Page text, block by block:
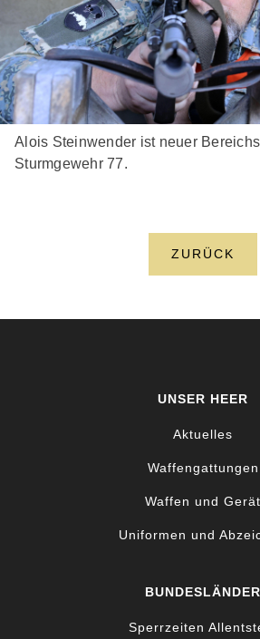
Alois Steinwender ist neuer
Sturmgewehr 77.
ZURÜCK
UNSER HEER
Aktuelles
Waffengattungen
Waffen und Gerät
Uniformen und
BUNDESLÄNDER
Sperrzeiten